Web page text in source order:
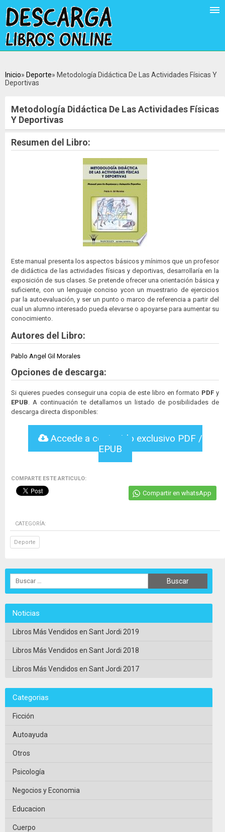
Inicio Deporte
Metodología Didáctica De Las Actividades Físicas Y
Deportivas
Metodología Didáctica De Las Actividades Físicas
Y Deportivas
Resumen del Libro:
Este manual presenta los aspectos básicos y mínimos que un profesor
de didáctica de las actividades físicas y deportivas, desarrollaría en la
exposición de sus clases. Se pretende ofrecer una orientación básica y
suficiente, con un lenguaje conciso ycon un muestrario de ejercicios
par la autoevaluación, y ser un punto o marco de referencia a partir del
cual un alumno interesado pueda elevarse o apoyarse para aumentar su
conocimiento.
Autores del Libro:
Pablo Angel Gil Morales
Opciones de descarga:
Si quieres puedes conseguir una copia de este libro en formato PDF y
EPUB . A continuación te detallamos un listado de posibilidades de
descarga directa disponibles:
Accede a contenido exclusivo PDF /
EPUB
COMPARTE ESTE ARTICULO:
Compartir en whatsApp
CATEGORÍA:
Deporte
Noticias
Libros Más Vendidos en Sant Jordi 2019
Libros Más Vendidos en Sant Jordi 2018
Libros Más Vendidos en Sant Jordi 2017
Categorias
Ficción
Autoayuda
Otros
Psicología
Negocios y Economia
Educacion
Cuerpo